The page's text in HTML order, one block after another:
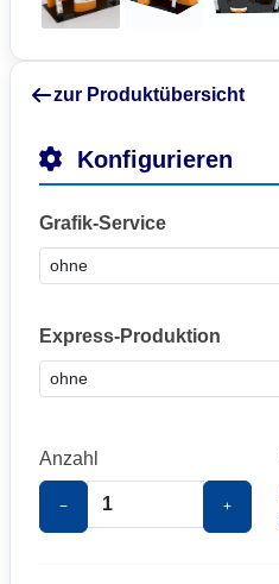
zur Produktübersicht
Konfigurieren
Grafik-Service
Express-Produktion
Anzahl
− +